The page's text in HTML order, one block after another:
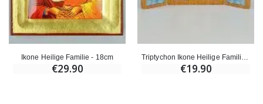
Ikone Heilige Familie - 18cm
€29.90 €19.90